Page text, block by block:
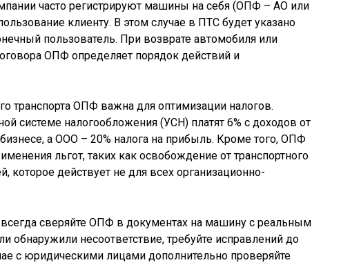
часто регистрируют машины на себя (ОПФ – АО или
клиенту. В этом случае в ПТС будет указано
пользователь. При возврате автомобиля или
ОПФ определяет порядок действий и
транспорта ОПФ важна для оптимизации налогов.
системе налогообложения (УСН) платят 6% с доходов от
а ООО – 20% налога на прибыль. Кроме того, ОПФ
льгот, таких как освобождение от транспортного
которое действует не для всех организационно-
сверяйте ОПФ в документах на машину с реальным
обнаружили несоответствие, требуйте исправлений до
с юридическими лицами дополнительно проверяйте